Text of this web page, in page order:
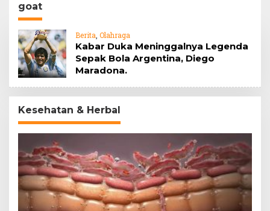
goat
Berita Olahraga
Kabar Duka Meninggalnya Legenda
Sepak Bola Argentina, Diego
Maradona.
Kesehatan & Herbal